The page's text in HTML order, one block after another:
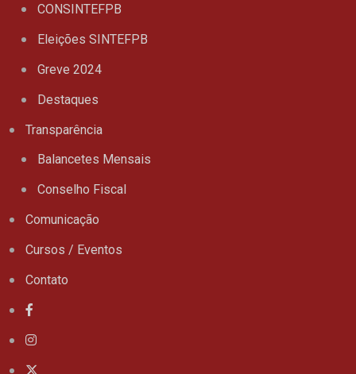
CONSINTEFPB
Eleições SINTEFPB
Greve 2024
Destaques
Transparência
Balancetes Mensais
Conselho Fiscal
Comunicação
Cursos / Eventos
Contato